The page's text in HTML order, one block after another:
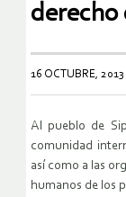
derecho
16 OCTUBRE, 2013
Al pueblo de
comunidad
así como a las
humanos de los